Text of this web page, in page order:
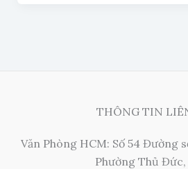
THÔNG TIN
Văn Phòng HCM: Số 54 Đường
Phường Thủ